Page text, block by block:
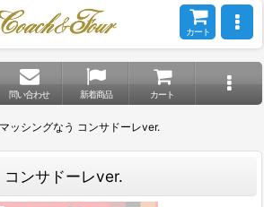
カート
問い合わせ 新着商品 カート
ッシングなう コンサドーレver.
ンサドーレver.